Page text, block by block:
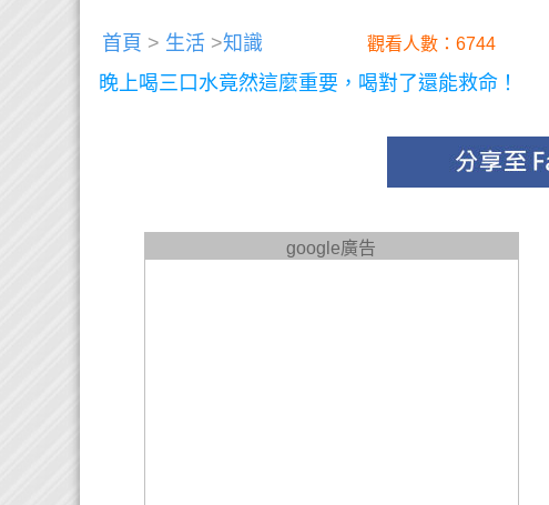
首頁 > 生活 >知識 觀看人數：6744
晚上喝三口水竟然這麼重要，喝對了還能救命！
google廣告